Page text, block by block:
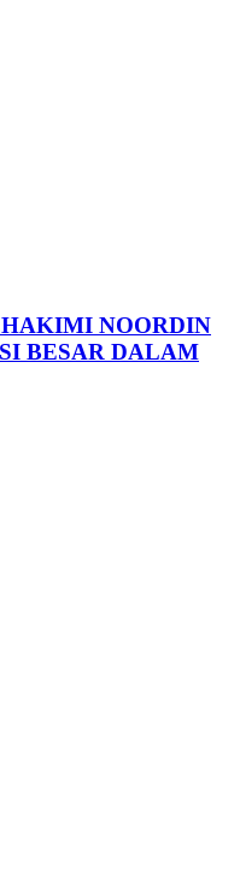
HAKIMI NOORDIN
BESAR DALAM